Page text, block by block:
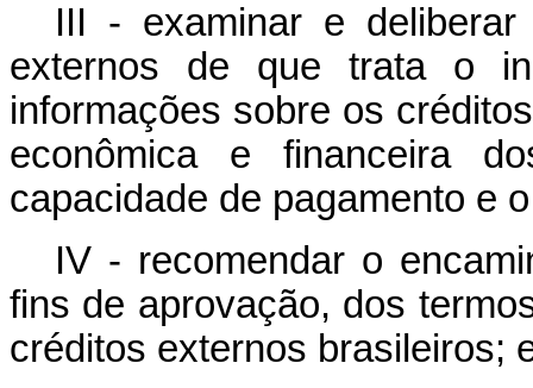
III - examinar e
externos de que trata o
informações sobre os
econômica e financeira
capacidade de pagamento e
IV - recomendar o
fins de aprovação, dos
créditos externos brasileiros;